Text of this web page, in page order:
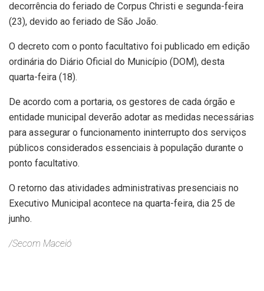
decorrência do feriado de Corpus Christi e segunda-feira
(23), devido ao feriado de São João.
O decreto com o ponto facultativo foi publicado em edição
ordinária do Diário Oficial do Município (DOM), desta
quarta-feira (18).
De acordo com a portaria, os gestores de cada órgão e
entidade municipal deverão adotar as medidas necessárias
para assegurar o funcionamento ininterrupto dos serviços
públicos considerados essenciais à população durante o
ponto facultativo.
O retorno das atividades administrativas presenciais no
Executivo Municipal acontece na quarta-feira, dia 25 de
junho.
/Secom Maceió